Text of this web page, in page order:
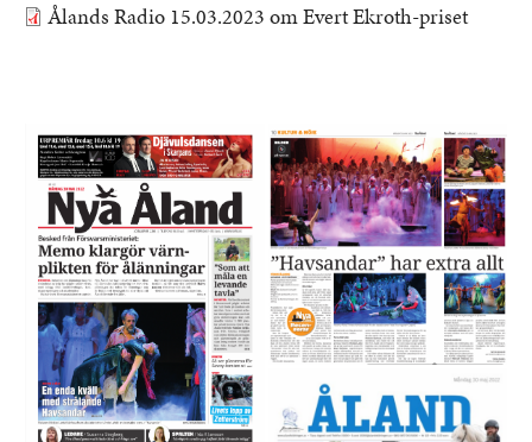
Dokument
Ålands Radio 15.03.2023 om Evert Ekroth-priset
Bild Bild